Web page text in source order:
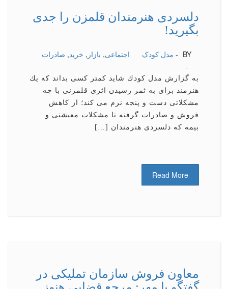
دلسردی هنرمندان قلمزن را جدی
بگیرید!
BY - مدل کودک اجتماعی, بازار , خرید, صادرات
-
به گزارش مدل كودك شاید كمتر كسی بداند كه یك
هنرمند برای به ثمر رسیدن اثری قلمزنی با چه
مشكلاتی دست و پنجه نرم می كند؛ از كاهش
فروش و صادرات گرفته تا مشكلات معیشتی و
بیمه كه دلسردی هنرمندان […]
Read More
معاون فروش سازمان تملیكی در